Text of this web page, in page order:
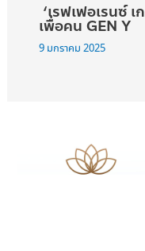
‘เรฟเฟอเรนซ์
เพื่อคน GEN Y
9 มกราคม 2025